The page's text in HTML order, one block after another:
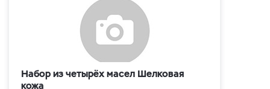
Набор из четырёх масел Шелковая
кожа